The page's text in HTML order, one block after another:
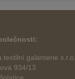
textilní galanterie s.r.o.
934/13